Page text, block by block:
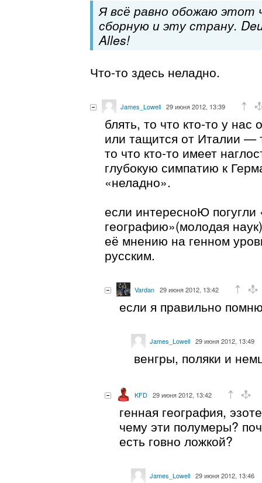
Я всё равно обожаю этот
сборную и эту страну.
Alles!
Что-то здесь неладно.
James_Lowell 29 июня 2012, 13:39
блять, то что кто-то у
или тащится от Италии —
то что кто-то имеет
глубокую симпатию к
«неладно».
если интересноЮ погугли
географию»(молодая
её мнению на генном
русским.
Vardan 29 июня 2012, 13:42
если я правильно
James_Lowell 29 июня 2012, 13:49
венгры, поляки и
KFD 29 июня 2012, 13:42
генная география,
чему эти полумеры?
есть говно ложкой?
James_Lowell 29 июня 2012, 13:46